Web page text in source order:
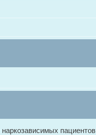
пациентов